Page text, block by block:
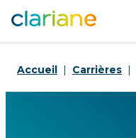
Accueil Carrières